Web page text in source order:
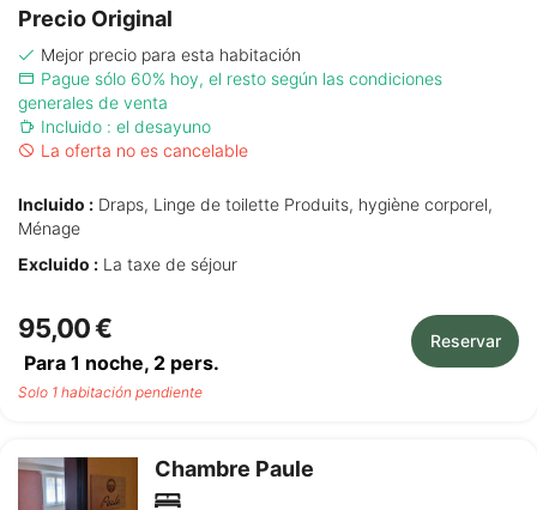
Precio Original
Mejor precio para esta habitación
Pague sólo 60% hoy, el resto según las condiciones
generales de venta
Incluido : el desayuno
La oferta no es cancelable
Incluido : Draps, Linge de toilette Produits, hygiène corporel,
Ménage
Excluido : La taxe de séjour
95,00 €
Para 1 noche, 2 pers.
Reservar
Solo 1 habitación pendiente
Chambre Paule